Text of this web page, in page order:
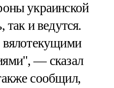
украинской
так и ведутся.
вялотекущими
— сказал
сообщил,